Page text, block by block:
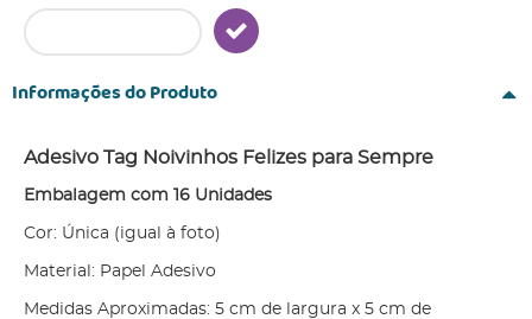
Informações do Produto
Adesivo Tag Noivinhos Felizes para Sempre
Embalagem com 16 Unidades
Cor: Única (igual à foto)
Material: Papel Adesivo
Medidas Aproximadas: 5 cm de largura x 5 cm de